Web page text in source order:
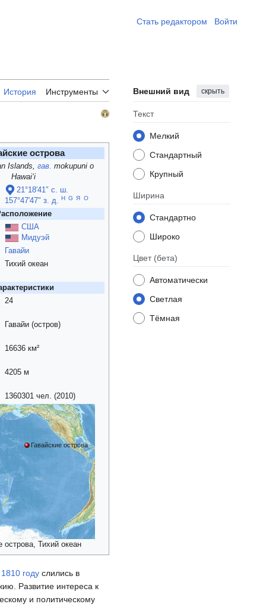
Стать редактором ​ Войти
История Инструменты Внешний вид скрыть
Текст
Мелкий
Стандартный
Крупный
Ширина
Стандартно
Широко
Цвет (бета)
Автоматически
Светлая
Тёмная
острова
Islands, гав. mokupuni o
Hawaiʻi
21°18′41″ с. ш.
157°47′47″ з. д. H G Я O
США
Мидуэй
Гавайи
Тихий океан
24
Гавайи (остров)
16636 км²
4205 м
1360301 чел. (2010)
Гавайские острова
острова, Тихий океан
1810 году слились в
Развитие интереса к
и политическому